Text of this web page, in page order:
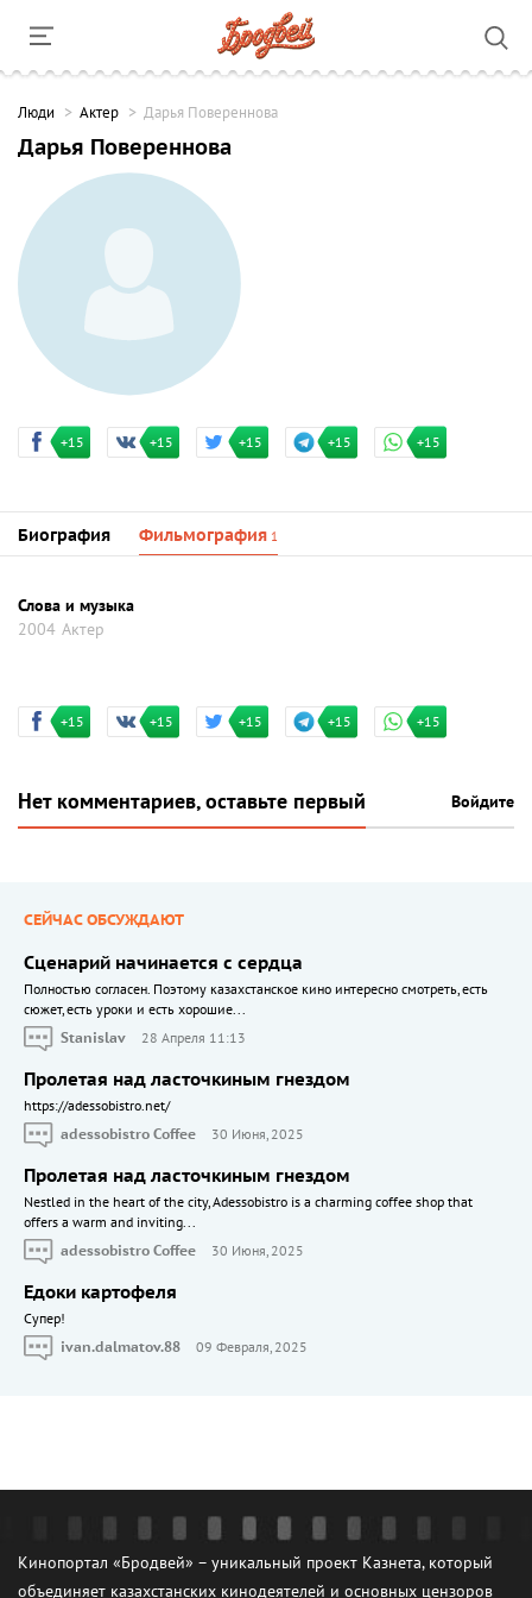
Люди Актер Дарья Повереннова
Дарья Повереннова
+15 +15 +15 +15 +15
Биография Фильмография 1
Слова и музыка
2004 Актер
+15 +15 +15 +15 +15
Нет комментариев, оставьте первый Войдите
СЕЙЧАС ОБСУЖДАЮТ
Сценарий начинается с сердца
Полностью согласен. Поэтому казахстанское кино интересно смотреть, есть
сюжет, есть уроки и есть хорошие...
Stanislav
28 Апреля 11:13
Пролетая над ласточкиным гнездом
https://adessobistro.net/
adessobistro Coffee
30 Июня, 2025
Пролетая над ласточкиным гнездом
Nestled in the heart of the city, Adessobistro is a charming coffee shop that
offers a warm and inviting...
adessobistro Coffee
30 Июня, 2025
Едоки картофеля
Cупер!
ivan.dalmatov.88
09 Февраля, 2025
Кинопортал «Бродвей» – уникальный проект Казнета, который
объединяет казахстанских кинодеятелей и основных цензоров